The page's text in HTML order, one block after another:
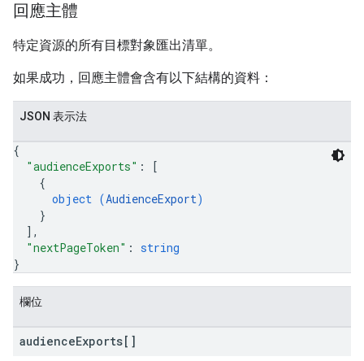
回應主體
特定資源的所有目標對象匯出清單。
如果成功，回應主體會含有以下結構的資料：
JSON 表示法
{
"audienceExports" :
[
{
object (AudienceExport)
}
] ,
"nextPageToken" : string
}
欄位
audienceExports[]